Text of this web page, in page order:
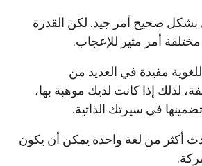
بشكل صحيح أمر جيد. لكن القدرة
أمر مثير للإعجاب.
مفيدة في العديد من
لذلك إذا كانت لديك موهبة بها،
في سيرتك الذاتية.
أكثر من لغة واحدة يمكن أن يكون